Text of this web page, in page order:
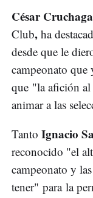
César
Club, ha
desde que le
campeonato que
que "la afición al
animar a las
Tanto Ignacio
reconocido "el
campeonato y
tener" para la